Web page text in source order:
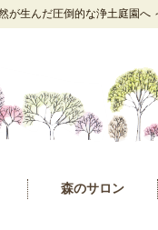
が生んだ圧倒的な浄土庭園
森のサロン